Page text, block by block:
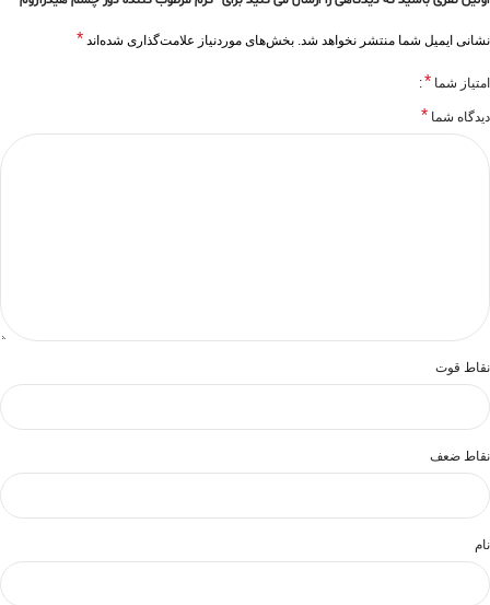
نشانی ایمیل شما منتشر نخواهد شد. بخش‌های موردنیاز علامت‌گذاری شده‌اند *
امتیاز شما *
دیدگاه شما *
نقاط قوت
نقاط ضعف
نام